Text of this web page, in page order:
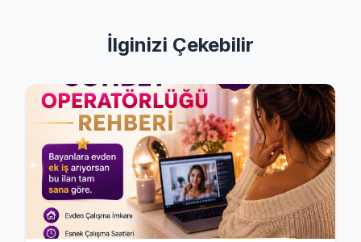
İlginizi Çekebilir